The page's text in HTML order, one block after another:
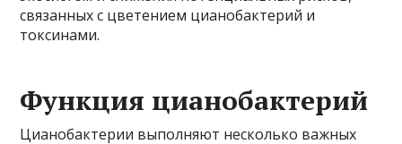
связанных с цветением цианобактерий и
токсинами.
Функция цианобактерий
Цианобактерии выполняют несколько важных